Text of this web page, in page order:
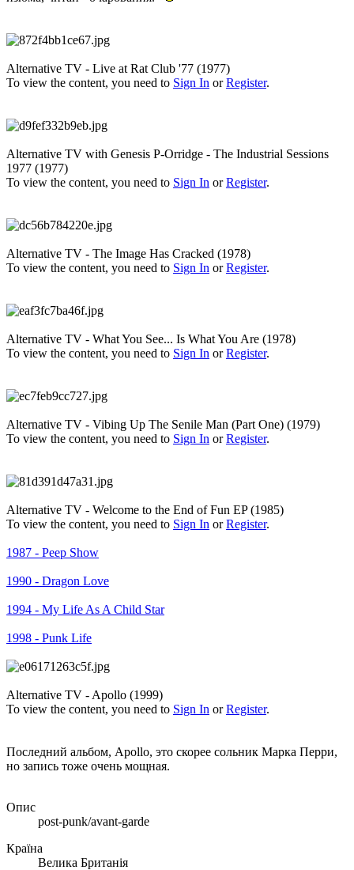
Alternative TV - Live at Rat Club '77 (1977)
To view the content, you need to Sign In orRegister.
Alternative TV with Genesis P-Orridge - The Industrial Sessions
1977 (1977)
To view the content, you need to Sign In orRegister.
Alternative TV - The Image Has Cracked (1978)
To view the content, you need to Sign In orRegister.
Alternative TV - What You See... Is What You Are (1978)
To view the content, you need to Sign In orRegister.
Alternative TV - Vibing Up The Senile Man (Part One) (1979)
To view the content, you need to Sign In orRegister.
Alternative TV - Welcome to the End of Fun EP (1985)
To view the content, you need to Sign In orRegister.
1987 - Peep Show
1990 - Dragon Love
1994 - My Life As A Child Star
1998 - Punk Life
Alternative TV - Apollo (1999)
To view the content, you need to Sign In orRegister.
Последний альбом, Apollo, это скорее сольник Марка Перри,
но запись тоже очень мощная.
Опис
post-punk/avant-garde
Країна
Велика Британія